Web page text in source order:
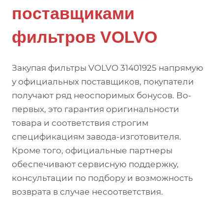
поставщиками
фильтров VOLVO
Закупая фильтры VOLVO 31401925 напрямую
у официальных поставщиков, покупатели
получают ряд неоспоримых бонусов. Во-
первых, это гарантия оригинальности
товара и соответствия строгим
спецификациям завода-изготовителя.
Кроме того, официальные партнеры
обеспечивают сервисную поддержку,
консультации по подбору и возможность
возврата в случае несоответствия.